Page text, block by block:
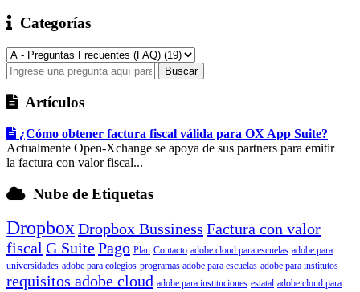
Categorías
Artículos
¿Cómo obtener factura fiscal válida para OX App Suite?
Actualmente Open-Xchange se apoya de sus partners para emitir
la factura con valor fiscal...
Nube de Etiquetas
DropboxDropbox Bussiness Factura con valor
fiscal G SuitePago Plan Contacto adobe cloud para escuelas adobe para
universidades adobe para colegios programas adobe para escuelas adobe para institutos
requisitos adobe cloud adobe para instituciones estatal adobe cloud para